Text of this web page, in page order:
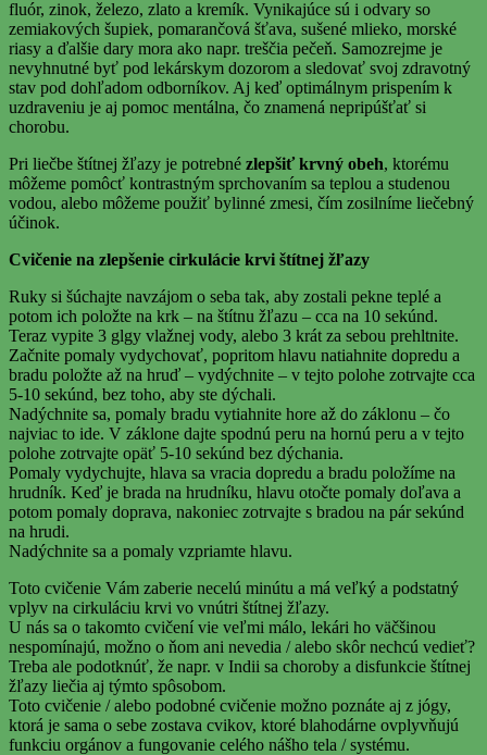
fluór, zinok, železo, zlato a kremík. Vynikajúce sú i odvary so
zemiakových šupiek, pomarančová šťava, sušené mlieko, morské
riasy a ďalšie dary mora ako napr. treščia pečeň. Samozrejme je
nevyhnutné byť pod lekárskym dozorom a sledovať svoj zdravotný
stav pod dohľadom odborníkov. Aj keď optimálnym prispením k
uzdraveniu je aj pomoc mentálna, čo znamená nepripúšťať si
chorobu.
Pri liečbe štítnej žľazy je potrebné zlepšiť krvný obeh, ktorému
môžeme pomôcť kontrastným sprchovaním sa teplou a studenou
vodou, alebo môžeme použiť bylinné zmesi, čím zosilníme liečebný
účinok.
Cvičenie na zlepšenie cirkulácie krvi štítnej žľazy
Ruky si šúchajte navzájom o seba tak, aby zostali pekne teplé a
potom ich položte na krk – na štítnu žľazu – cca na 10 sekúnd.
Teraz vypite 3 glgy vlažnej vody, alebo 3 krát za sebou prehltnite.
Začnite pomaly vydychovať, popritom hlavu natiahnite dopredu a
bradu položte až na hruď – vydýchnite – v tejto polohe zotrvajte cca
5-10 sekúnd, bez toho, aby ste dýchali.
Nadýchnite sa, pomaly bradu vytiahnite hore až do záklonu – čo
najviac to ide. V záklone dajte spodnú peru na hornú peru a v tejto
polohe zotrvajte opäť 5-10 sekúnd bez dýchania.
Pomaly vydychujte, hlava sa vracia dopredu a bradu položíme na
hrudník. Keď je brada na hrudníku, hlavu otočte pomaly doľava a
potom pomaly doprava, nakoniec zotrvajte s bradou na pár sekúnd
na hrudi.
Nadýchnite sa a pomaly vzpriamte hlavu.
Toto cvičenie Vám zaberie necelú minútu a má veľký a podstatný
vplyv na cirkuláciu krvi vo vnútri štítnej žľazy.
U nás sa o takomto cvičení vie veľmi málo, lekári ho väčšinou
nespomínajú, možno o ňom ani nevedia / alebo skôr nechcú vedieť?
Treba ale podotknúť, že napr. v Indii sa choroby a disfunkcie štítnej
žľazy liečia aj týmto spôsobom.
Toto cvičenie / alebo podobné cvičenie možno poznáte aj z jógy,
ktorá je sama o sebe zostava cvikov, ktoré blahodárne ovplyvňujú
funkciu orgánov a fungovanie celého nášho tela / systému.